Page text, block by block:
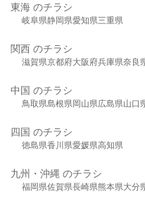
東海 のチラシ
岐阜県静岡県愛知県三重県
関西 のチラシ
滋賀県京都府大阪府兵庫県奈良
中国 のチラシ
鳥取県島根県岡山県広島県山口
四国 のチラシ
徳島県香川県愛媛県高知県
九州・沖縄 のチラシ
福岡県佐賀県長崎県熊本県大分